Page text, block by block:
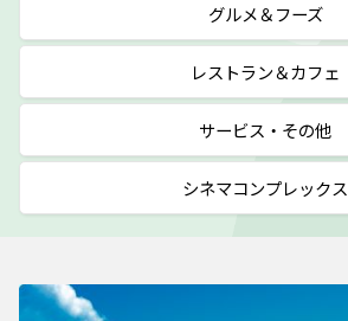
グルメ＆フーズ
レストラン＆カフェ
サービス・その他
シネマコンプレックス